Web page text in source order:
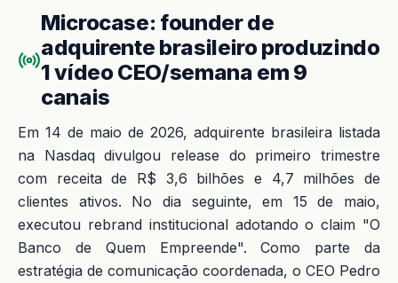
Microcase: founder de
adquirente brasileiro produzindo
1 vídeo CEO/semana em 9
canais
Em 14 de maio de 2026, adquirente brasileira listada
na Nasdaq divulgou release do primeiro trimestre
com receita de R$ 3,6 bilhões e 4,7 milhões de
clientes ativos. No dia seguinte, em 15 de maio,
executou rebrand institucional adotando o claim "O
Banco de Quem Empreende". Como parte da
estratégia de comunicação coordenada, o CEO Pedro